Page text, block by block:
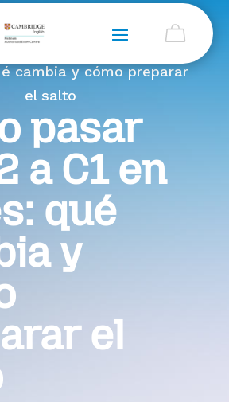
> Cómo pasar de B2 a C1
cambia y cómo preparar
el salto
pasar
a C1 en
qué
y
el